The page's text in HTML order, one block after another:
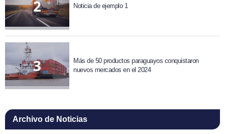
Noticia de ejemplo 1
Más de 50 productos paraguayos conquistaron
nuevos mercados en el 2024
Archivo de Noticias